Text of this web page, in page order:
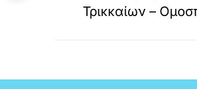
Τρικκαίων –